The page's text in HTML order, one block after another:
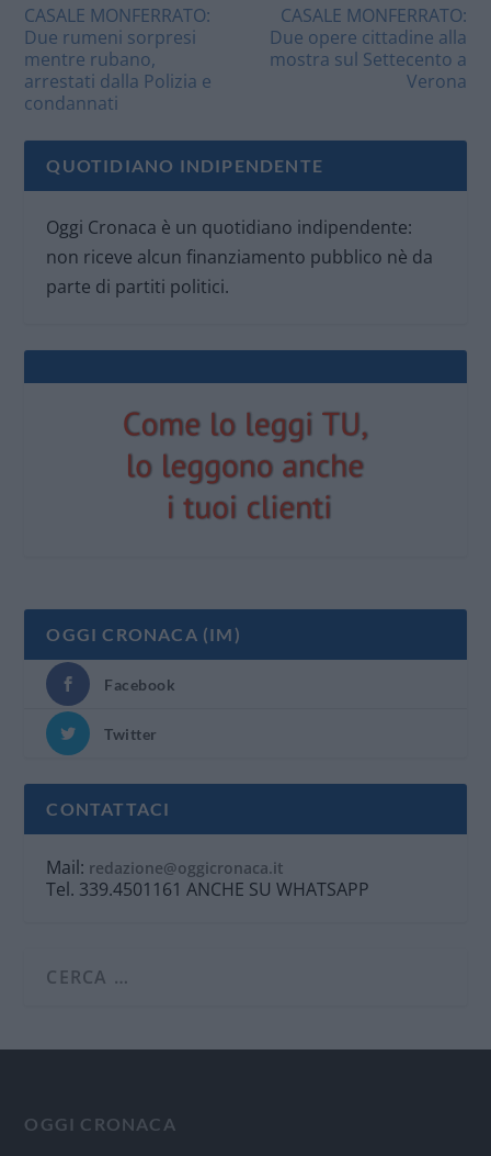
CASALE MONFERRATO:
Due rumeni sorpresi
mentre rubano,
arrestati dalla Polizia e
condannati
CASALE MONFERRATO:
Due opere cittadine alla
mostra sul Settecento a
Verona
QUOTIDIANO INDIPENDENTE
Oggi Cronaca è un quotidiano indipendente:
non riceve alcun finanziamento pubblico nè da
parte di partiti politici.
OGGI CRONACA (IM)
Facebook
Twitter
CONTATTACI
Mail: redazione@oggicronaca.it
Tel. 339.4501161 ANCHE SU WHATSAPP
OGGI CRONACA